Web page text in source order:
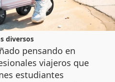
diversos
pensando en
viajeros que
estudiantes